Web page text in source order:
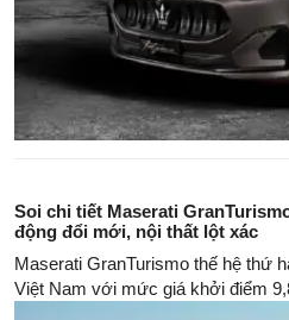
Soi chi tiết Maserati
động đổi mới, nội thất lột xác
Maserati GranTurismo thế hệ thứ
Việt Nam với mức giá khởi điểm